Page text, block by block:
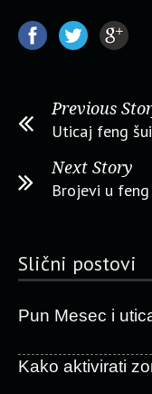
Previous
Uticaj feng
Next Story
Brojevi u feng
Slični postovi
Pun Mesec i
Kako aktivirati